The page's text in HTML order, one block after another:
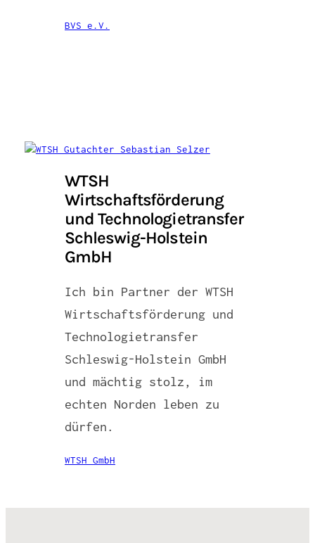
BVS e.V.
WTSH
Wirtschaftsförderung
und Technologietransfer
Schleswig-Holstein
GmbH
Ich bin Partner der WTSH
Wirtschaftsförderung und
Technologietransfer
Schleswig-Holstein GmbH
und mächtig stolz, im
echten Norden leben zu
dürfen.
WTSH GmbH